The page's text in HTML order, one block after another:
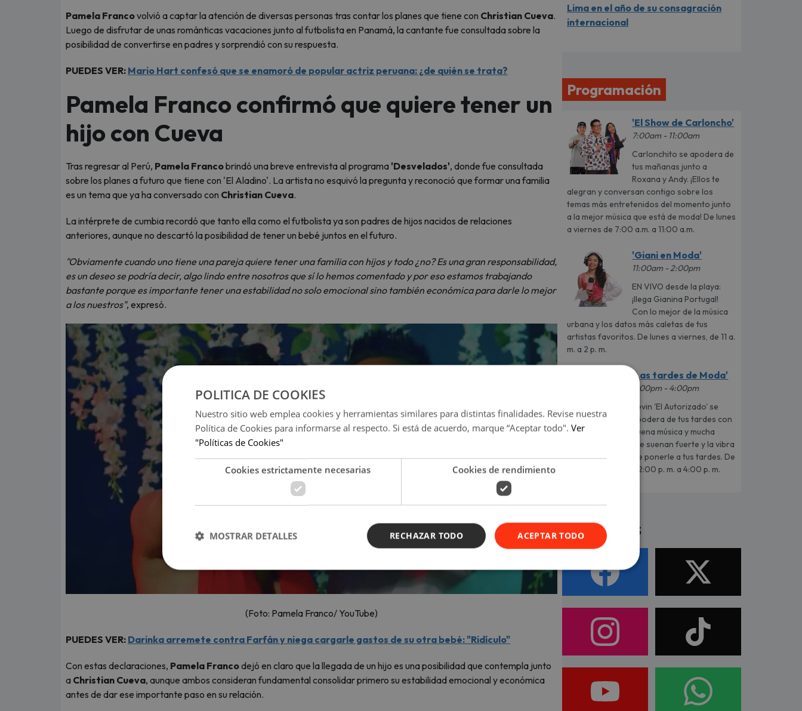
Pamela Francovolvió a captar la atención de diversas personas tras contar los planes que tiene con Christian Cueva.
Luego de disfrutar de unas románticas vacaciones junto al futbolista en Panamá, la cantante fue consultada sobre la
posibilidad de convertirse en padres y sorprendió con su respuesta.
PUEDES VER: Mario Hart confesó que se enamoró de popular actriz peruana: ¿de quién se trata?
Pamela Franco confirmó que quiere tener un
hijo con Cueva
Tras regresar al Perú, Pamela Francobrindó una breve entrevista al programa 'Desvelados', donde fue consultada
sobre los planes a futuro que tiene con 'El Aladino'. La artista no esquivó la pregunta y reconoció que formar una familia
es un tema que ya ha conversado con Christian Cueva.
La intérprete de cumbia recordó que tanto ella como el futbolista ya son padres de hijos nacidos de relaciones
anteriores, aunque no descartó la posibilidad de tener un bebé juntos en el futuro.
"Obviamente cuando uno tiene una pareja quiere tener una familia con hijos y todo ¿no? Es una gran responsabilidad,
es un deseo se podría decir, algo lindo entre nosotros que sí lo hemos comentado y por eso estamos trabajando
bastante porque es importante tener una estabilidad no solo emocional sino también económica para darle lo mejor
a los nuestros", expresó.
(Foto: Pamela Franco/ YouTube)
PUEDES VER: Darinka arremete contra Farfán y niega cargarle gastos de su otra bebé: "Ridículo"
Con estas declaraciones, Pamela Francodejó en claro que la llegada de un hijo es una posibilidad que contempla junto
a Christian Cueva, aunque ambos consideran fundamental consolidar primero su estabilidad emocional y económica
antes de dar ese importante paso en su relación.
Lima en el año de su consagración
internacional
Programación
'El Show de Carloncho'
7:00am - 11:00am
Carlonchito se apodera de
tus mañanas junto a
Roxana y Andy. ¡Ellos te
alegran y conversan contigo sobre los
temas más entretenidos del momento junto
a la mejor música que está de moda! De lunes
a viernes de 7:00 a.m. a 11:00 a.m.
'Giani en Moda'
11:00am - 2:00pm
EN VIVO desde la playa:
¡llega Gianina Portugal!
Con lo mejor de la música
urbana y los datos más caletas de tus
artistas favoritos. De lunes a viernes, de 11 a.
m. a 2 p. m.
'Las tardes de Moda'
2:00pm - 4:00pm
Kevin 'El Autorizado' se
apodera de tus tardes con
buena música y mucha
energía. Los hits que suenan fuerte y la vibra
que solo Moda sabe ponerle a tus tardes. De
lunes a viernes, de 2:00 p. m. a 4:00 p. m.
Síguenos
POLITICA DE COOKIES
Nuestro sitio web emplea cookies y herramientas similares para distintas finalidades. Revise nuestra
Política de Cookies para informarse al respecto. Si está de acuerdo, marque “Aceptar todo". Ver
"Políticas de Cookies"
Cookies estrictamente necesarias Cookies de rendimiento
ACEPTAR TODO
RECHAZAR TODO
MOSTRAR DETALLES